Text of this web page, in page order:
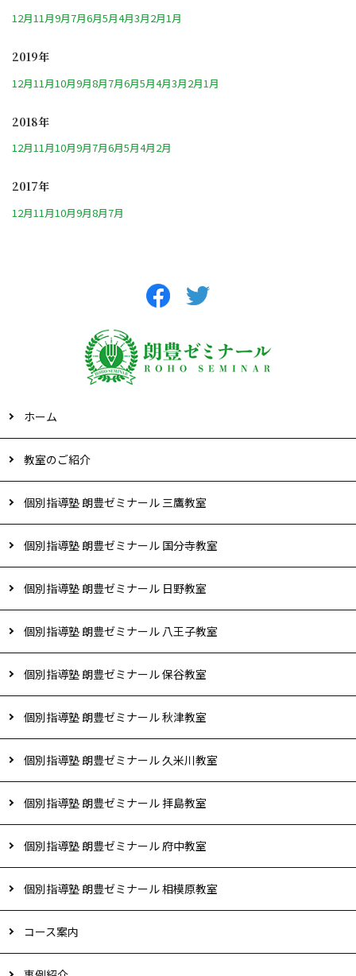
12月11月9月7月6月5月4月3月2月1月
2019年
12月11月10月9月8月7月6月5月4月3月2月1月
2018年
12月11月10月9月7月6月5月4月2月
2017年
12月11月10月9月8月7月
ホーム
教室のご紹介
個別指導塾 朗豊ゼミナール 三鷹教室
個別指導塾 朗豊ゼミナール 国分寺教室
個別指導塾 朗豊ゼミナール 日野教室
個別指導塾 朗豊ゼミナール 八王子教室
個別指導塾 朗豊ゼミナール 保谷教室
個別指導塾 朗豊ゼミナール 秋津教室
個別指導塾 朗豊ゼミナール 久米川教室
個別指導塾 朗豊ゼミナール 拝島教室
個別指導塾 朗豊ゼミナール 府中教室
個別指導塾 朗豊ゼミナール 相模原教室
コース案内